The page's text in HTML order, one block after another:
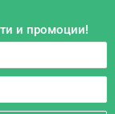
и промоции!